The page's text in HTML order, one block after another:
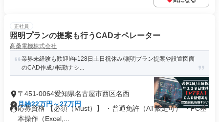
正社員
照明プランの提案も行うCADオペレーター
髙桑電機株式会社
業界未経験も歓迎!/年128日土日祝休み/照明プラン提案や設置図面
のCAD作成♪/転勤ナシ...
〒451-0064愛知県名古屋市西区名西
月給22万円～27万円
応募資格 【必須（Must）】 ・普通免許（AT限定可） ・PC基
本操作（Excel,...